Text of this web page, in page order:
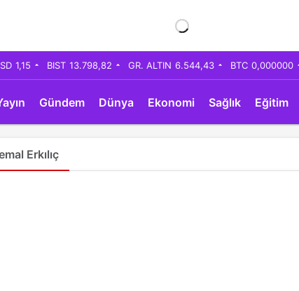
1,15 BIST 13.798,82 GR. ALTIN 6.544,43 BTC 0,000000
Gündem Dünya Ekonomi Sağlık Eğitim
Erkılıç